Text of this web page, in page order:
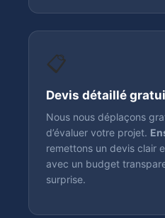
📋
Devis détaillé
Nous nous déplaçons
d’évaluer votre projet.
remettons un devis clair
avec un budget
surprise.